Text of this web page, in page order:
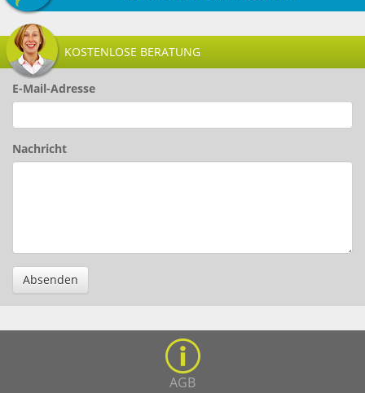
KOSTENLOSE BERATUNG
E-Mail-Adresse
Nachricht
Absenden
AGB